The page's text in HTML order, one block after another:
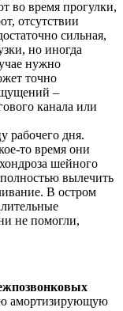
во время прогулки,
отсутствии
сильная,
но иногда
нужно
точно
–
канала или
рабочего дня.
то время они
шейного
вылечить
В остром
не помогли,
амортизирующую